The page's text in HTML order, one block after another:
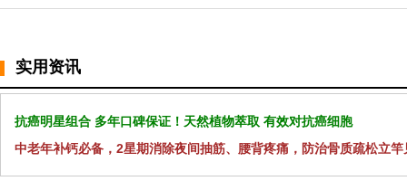
实用资讯
抗癌明星组合 多年口碑保证！天然植物萃取 有效对抗癌细胞
中老年补钙必备，2星期消除夜间抽筋、腰背疼痛，防治骨质疏松立竿